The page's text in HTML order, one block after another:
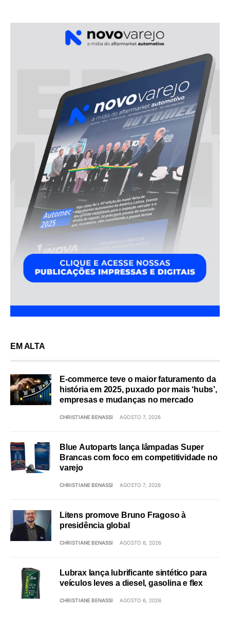
EM ALTA
E-commerce teve o maior faturamento da
história em 2025, puxado por mais ‘hubs’,
empresas e mudanças no mercado
CHRISTIANE BENASSI AGOSTO 7, 2026
Blue Autoparts lança lâmpadas Super
Brancas com foco em competitividade no
varejo
CHRISTIANE BENASSI AGOSTO 7, 2026
Litens promove Bruno Fragoso à
presidência global
CHRISTIANE BENASSI AGOSTO 6, 2026
Lubrax lança lubrificante sintético para
veículos leves a diesel, gasolina e flex
CHRISTIANE BENASSI AGOSTO 6, 2026